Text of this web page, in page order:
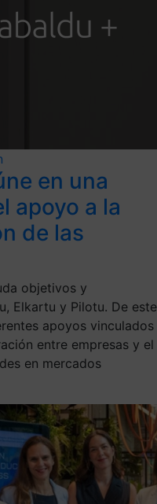
en una
apoyo a la
de las
objetivos y
Elkartu y Pilotu. De este
apoyos vinculados
entre empresas y el
en mercados